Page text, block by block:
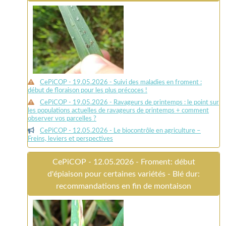
CePiCOP - 19.05.2026 - Suivi des maladies en froment :
début de floraison pour les plus précoces !
CePiCOP - 19.05.2026 - Ravageurs de printemps : le point sur
les populations actuelles de ravageurs de printemps + comment
observer vos parcelles ?
CePiCOP - 12.05.2026 - Le biocontrôle en agriculture –
Freins, leviers et perspectives
CePiCOP - 12.05.2026 - Froment: début
d'épiaison pour certaines variétés - Blé dur:
recommandations en fin de montaison